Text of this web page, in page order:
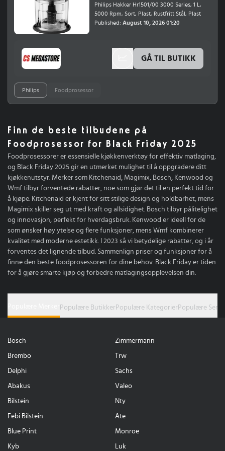
hummus eller fyldige dipper med jevn
konsistens.Dressinger og sauser: Bland
flytende tilbehør raskt og nøyaktig før
separate skåler på 500 ml hver, med tydelige
måleskalaer på siden slik at du enkelt kan
dosere ingrediensene. Skålene kan gjøres om
eller puréer rett i kjøleskapet. Delene er også
oppvaskmaskin, men vi anbefaler å følge
bruksanvisningen for å sikre lang levetid på
Philips Hakker Hr1501/00 3000 Series, 1 L,
5000 Rpm, Sort, Plast, Rustfritt Stål, Plast
Published: August 10, 2026 01:20
Philips Foodprosessor
GÅ TIL BUTIKK
Finn de beste tilbudene på
Foodprosessor for Black Friday 2025
Foodprosessorer er essensielle kjøkkenverktøy for effektiv matlaging,
og Black Friday 2025 gir en utmerket mulighet til å oppgradere ditt
kjøkkenutstyr. Merker som Kitchenaid, Magimix, Bosch, Kenwood og
Wmf tilbyr forventede rabatter, noe som gjør det til en perfekt tid for
å kjøpe. Kitchenaid er kjent for sitt stilige design og holdbarhet, mens
Magimix skiller seg ut med kraft og allsidighet. Bosch tilbyr pålitelighet
og innovasjon, perfekt for hverdagsbruk. Kenwood er ideell for de
som ønsker høy ytelse og flere funksjoner, mens Wmf kombinerer
kvalitet med moderne estetikk. I 2023 så vi betydelige rabatter, og i år
forventes det lignende tilbud. Sammenlign priser og funksjoner for å
finne den beste foodprosessoren for dine behov. Black Friday er tiden
for å gjøre smarte kjøp og forbedre matlagingsopplevelsen din.
Populære Butikker Populære Kategorier Populære Serie
Bosch Zimmermann
Brembo Trw
Delphi Sachs
Abakus Valeo
Bilstein Nty
Febi Bilstein Ate
Blue Print Monroe
Kyb Luk